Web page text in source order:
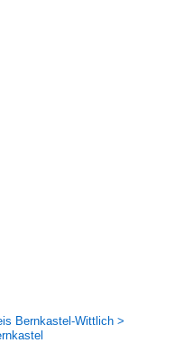
Bernkastel-Wittlich >